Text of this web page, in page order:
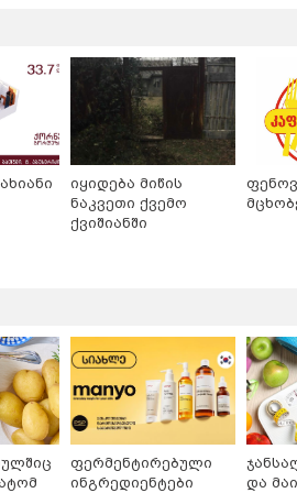
ეხმაურება ნიკა
აგვისტოს ომთან
დაკავშირებით
კობახიძის
რკინიგზა
ბაქოს
„წარმოებულია
საქართველოში“ -
ქართული თაფლი
იყიდება მიწის
ნაკვეთი ქვემო
ქვიშიანში
ფერმენტირებული
ინგრედიენტები
და